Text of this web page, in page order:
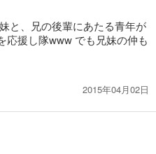
と、兄の後輩にあたる青年が
応援し隊www でも兄妹の仲も
2015年04月02日